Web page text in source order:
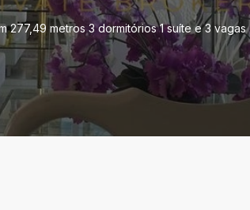
277,49 metros 3 dormitórios 1 suíte e 3 vagas